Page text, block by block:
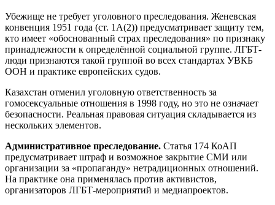
Убежище не требует уголовного преследования. Женевская
конвенция 1951 года (ст. 1A(2)) предусматривает защиту тем,
кто имеет «обоснованный страх преследования» по признаку
принадлежности к определённой социальной группе. ЛГБТ-
люди признаются такой группой во всех стандартах УВКБ
ООН и практике европейских судов.
Казахстан отменил уголовную ответственность за
гомосексуальные отношения в 1998 году, но это не означает
безопасности. Реальная правовая ситуация складывается из
нескольких элементов.
Административное преследование. Статья 174 КоАП
предусматривает штраф и возможное закрытие СМИ или
организации за «пропаганду» нетрадиционных отношений.
На практике она применялась против активистов,
организаторов ЛГБТ-мероприятий и медиапроектов.